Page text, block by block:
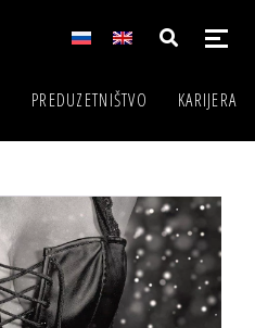
PREDUZETNIŠTVO KARIJERA